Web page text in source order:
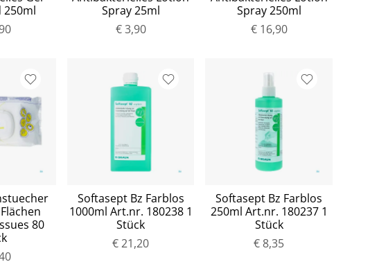
250ml
Spray 25ml
€ 3,90
Spray 250ml
€ 16,90
80
Softasept Bz Farblos
1000ml Art.nr. 180238 1
Stück
€ 21,20
Softasept Bz Farblos
250ml Art.nr. 180237 1
Stück
€ 8,35